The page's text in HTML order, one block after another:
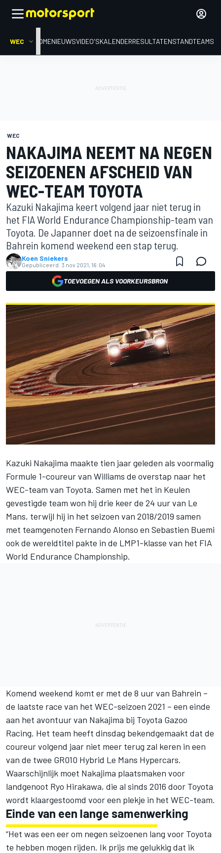
WEC HOMENIEUWSVIDEO'SKALENDERRESULTATENSTANDTEAMS
WEC
NAKAJIMA NEEMT NA NEGEN
SEIZOENEN AFSCHEID VAN
WEC-TEAM TOYOTA
Kazuki Nakajima keert volgend jaar niet terug in
het FIA World Endurance Championship-team van
Toyota. De Japanner doet na de seizoensfinale in
Bahrein komend weekend een stap terug.
Koen Sniekers
Gepubliceerd: 3 nov 2021, 16:04
TOEVOEGEN ALS VOORKEURSBRON
Kazuki Nakajima maakte tien jaar geleden als voormalig
Formule 1-coureur van Williams de overstap naar het
WEC-team van Toyota. Samen met het in Keulen
gevestigde team won hij drie keer de 24 uur van Le
Mans, terwijl hij in het seizoen van 2018/2019 samen
met teamgenoten Fernando Alonso en Sebastien Buemi
ook de wereldtitel pakte in de LMP1-klasse van het FIA
World Endurance Championship.
Komend weekend komt er met de 8 uur van Bahrein –
de laatste race van het WEC-seizoen 2021 – een einde
aan het avontuur van Nakajima bij Toyota Gazoo
Racing. Het team heeft dinsdag bekendgemaakt dat de
coureur volgend jaar niet meer terug zal keren in een
van de twee GR010 Hybrid Le Mans Hypercars.
Waarschijnlijk moet Nakajima plaatsmaken voor
landgenoot Ryo Hirakawa, die al sinds 2016 door Toyota
wordt klaargestoomd voor een plekje in het WEC-team.
Einde van een lange samenwerking
“Het was een eer om negen seizoenen lang voor Toyota
te hebben mogen rijden. Ik prijs me gelukkig dat ik